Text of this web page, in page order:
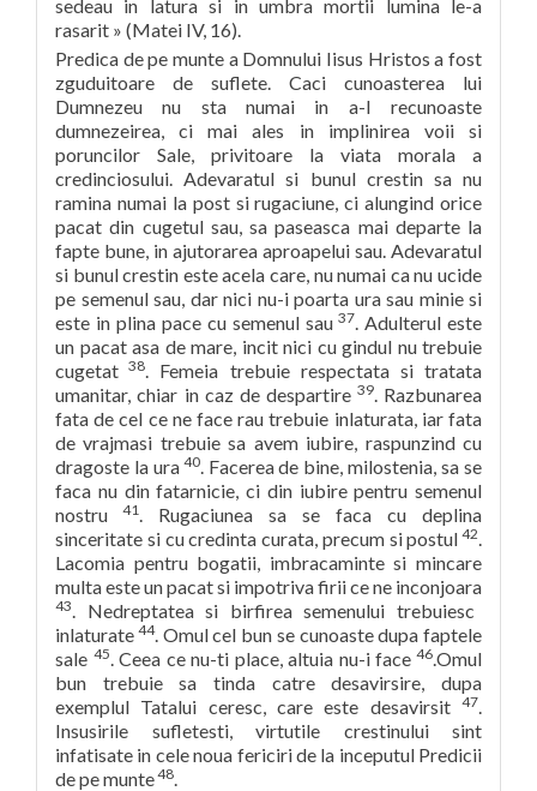
sedeau in latura si in umbra mortii lumina le-a
rasarit » (Matei IV, 16).
Predica de pe munte a Domnului Iisus Hristos a fost
zguduitoare de suflete. Caci cunoasterea lui
Dumnezeu nu sta numai in a-I recunoaste
dumnezeirea, ci mai ales in implinirea voii si
poruncilor Sale, privitoare la viata morala a
credinciosului. Adevaratul si bunul crestin sa nu
ramina numai la post si rugaciune, ci alungind orice
pacat din cugetul sau, sa paseasca mai departe la
fapte bune, in ajutorarea aproapelui sau. Adevaratul
si bunul crestin este acela care, nu numai ca nu ucide
pe semenul sau, dar nici nu-i poarta ura sau minie si
este in plina pace cu semenul sau 37. Adulterul este
un pacat asa de mare, incit nici cu gindul nu trebuie
cugetat 38. Femeia trebuie respectata si tratata
umanitar, chiar in caz de despartire 39. Razbunarea
fata de cel ce ne face rau trebuie inlaturata, iar fata
de vrajmasi trebuie sa avem iubire, raspunzind cu
dragoste la ura 40. Facerea de bine, milostenia, sa se
faca nu din fatarnicie, ci din iubire pentru semenul
nostru 41 . Rugaciunea sa se faca cu deplina
sinceritate si cu credinta curata, precum si postul 42.
Lacomia pentru bogatii, imbracaminte si mincare
multa este un pacat si impotriva firii ce ne inconjoara
43. Nedreptatea si birfirea semenului trebuiesc
inlaturate 44. Omul cel bun se cunoaste dupa faptele
sale 45. Ceea ce nu-ti place, altuia nu-i face 46.Omul
bun trebuie sa tinda catre desavirsire, dupa
exemplul Tatalui ceresc, care este desavirsit 47.
Insusirile sufletesti, virtutile crestinului sint
infatisate in cele noua fericiri de la inceputul Predicii
de pe munte48.